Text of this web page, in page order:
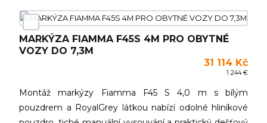
MARKÝZA FIAMMA F45S 4M PRO OBYTNÉ
VOZY DO 7,3M
31 114 Kč
1 244 €
Montáž markýzy Fiamma F45 S 4,0 m s bílým
pouzdrem a RoyalGrey látkou nabízí odolné hliníkové